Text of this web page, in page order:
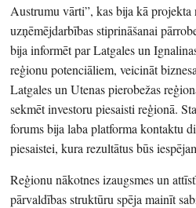
Austrumu vārti”, kas bija kā projekta
uzņēmējdarbības stiprināšanai
bija informēt par Latgales un
reģionu potenciāliem, veicināt
Latgales un Utenas pierobežas
sekmēt investoru piesaisti reģionā.
forums bija laba platforma kontaktu
piesaistei, kura rezultātus būs
Reģionu nākotnes izaugsmes un
pārvaldības struktūru spēja mainīt